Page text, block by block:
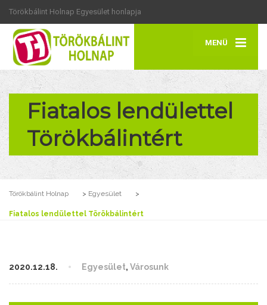
Törökbálint Holnap Egyesület honlapja
MENÜ
Fiatalos lendülettel
Törökbálintért
Törökbálint Holnap > Egyesület >
Fiatalos lendülettel Törökbálintért
2020.12.18. Egyesület, Városunk